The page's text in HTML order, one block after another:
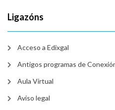
Ligazóns
Acceso a Edixgal
Antigos programas de
Aula Virtual
Aviso legal